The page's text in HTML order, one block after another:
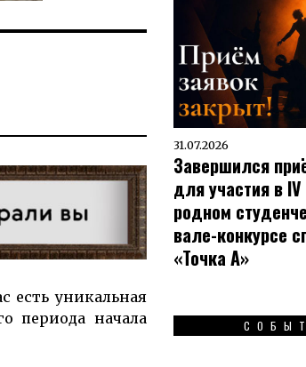
есть уни­каль­ная
пе­риода начала
31.07.2026
Завершился
для участия в
род­ном
вале-кон­кур­се
«Точка А»